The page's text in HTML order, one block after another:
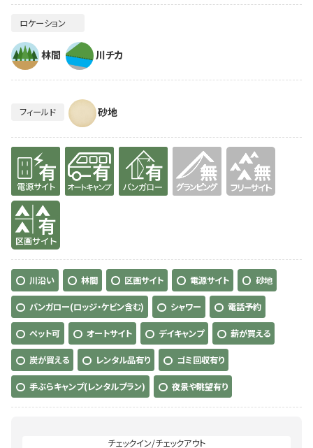
ロケーション
林間 川チカ
フィールド 砂地
有り 有り 有り
有り
川沿い 林間 区画サイト 電源サイト 砂地
バンガロー(ロッジ・ケビン含む) シャワー 電話予約
ペット可 オートサイト デイキャンプ 薪が買える
炭が買える レンタル品有り ゴミ回収有り
手ぶらキャンプ(レンタルプラン) 夜景や眺望有り